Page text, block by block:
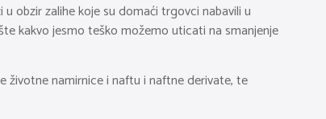
obzir zalihe koje su domaći trgovci nabavili u
kakvo jesmo teško možemo uticati na smanjenje
životne namirnice i naftu i naftne derivate, te